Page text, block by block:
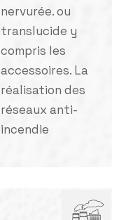
nervurée. ou
translucide y
compris les
accessoires. La
réalisation des
réseaux anti-
incendie